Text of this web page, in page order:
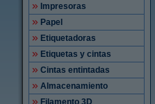
Impresoras
Papel
Etiquetadoras
Etiquetas y cintas
Cintas entintadas
Almacenamiento
Filamento 3D